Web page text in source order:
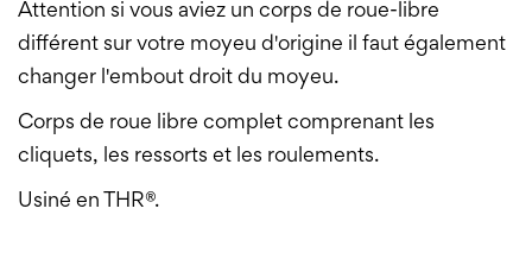
Attention si vous aviez un corps de roue-libre
différent sur votre moyeu d'origine il faut également
changer l'embout droit du moyeu.
Corps de roue libre complet comprenant les
cliquets, les ressorts et les roulements.
Usiné en THR®.